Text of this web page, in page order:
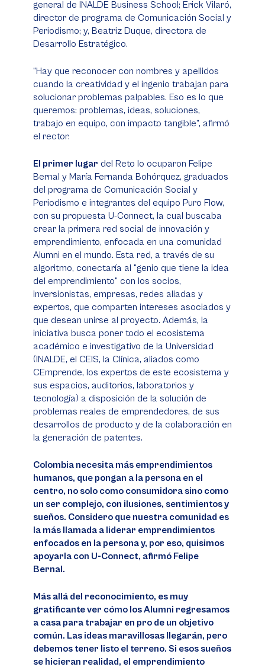
general de INALDE Business School; Erick Vilaró,
director de programa de Comunicación Social y
Periodismo; y, Beatriz Duque, directora de
Desarrollo Estratégico.
“Hay que reconocer con nombres y apellidos
cuando la creatividad y el ingenio trabajan para
solucionar problemas palpables. Eso es lo que
queremos: problemas, ideas, soluciones,
trabajo en equipo, con impacto tangible”, afirmó
el rector.
El primer lugar del Reto lo ocuparon Felipe
Bernal y María Fernanda Bohórquez, graduados
del programa de Comunicación Social y
Periodismo e integrantes del equipo Puro Flow,
con su propuesta U-Connect, la cual buscaba
crear la primera red social de innovación y
emprendimiento, enfocada en una comunidad
Alumni en el mundo. Esta red, a través de su
algoritmo, conectaría al "genio que tiene la idea
del emprendimiento" con los socios,
inversionistas, empresas, redes aliadas y
expertos, que comparten intereses asociados y
que desean unirse al proyecto. Además, la
iniciativa busca poner todo el ecosistema
académico e investigativo de la Universidad
(INALDE, el CEIS, la Clínica, aliados como
CEmprende, los expertos de este ecosistema y
sus espacios, auditorios, laboratorios y
tecnología) a disposición de la solución de
problemas reales de emprendedores, de sus
desarrollos de producto y de la colaboración en
la generación de patentes.
Colombia necesita más emprendimientos
humanos, que pongan a la persona en el
centro, no solo como consumidora sino como
un ser complejo, con ilusiones, sentimientos y
sueños. Considero que nuestra comunidad es
la más llamada a liderar emprendimientos
enfocados en la persona y, por eso, quisimos
apoyarla con U-Connect, afirmó Felipe
Bernal.
Más allá del reconocimiento, es muy
gratificante ver cómo los Alumni regresamos
a casa para trabajar en pro de un objetivo
común. Las ideas maravillosas llegarán, pero
debemos tener listo el terreno. Si esos sueños
se hicieran realidad, el emprendimiento